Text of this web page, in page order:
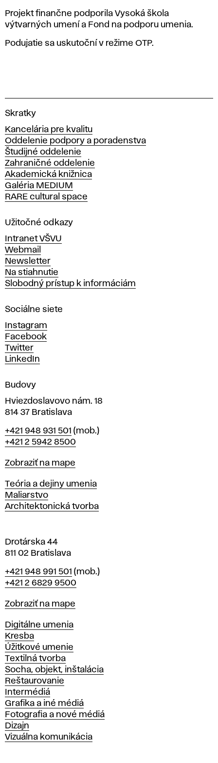
Projekt finančne podporila Vysoká škola
výtvarných umení a Fond na podporu umenia.
Podujatie sa uskutoční v režime OTP.
V
s
o
k
á
š
k
o
a
ý
t
v
a
r
ý
c
h
u
m
e
í
v
r
a
i
l
a
v
Skratky
Kancelária pre kvalitu
Oddelenie podpory a poradenstva
Študijné oddelenie
Zahraničné oddelenie
Akademická knižnica
Galéria MEDIUM
RARE cultural space
Užitočné odkazy
Intranet VŠVU
Webmail
Newsletter
Na stiahnutie
Slobodný prístup k informáciám
Sociálne siete
Instagram
Facebook
Twitter
LinkedIn
Budovy
Hviezdoslavovo nám. 18
814 37 Bratislava
Telefón
+421 948 931 501 (mob.)
+421 2 5942 8500
Mapa
Zobraziť na mape
Katedry
Teória a dejiny umenia
Maliarstvo
Architektonická tvorba
Drotárska 44
811 02 Bratislava
Telefón
+421 948 991 501 (mob.)
+421 2 6829 9500
Mapa
Zobraziť na mape
Katedry
Digitálne umenia
Kresba
Úžitkové umenie
Textilná tvorba
Socha, objekt, inštalácia
Reštaurovanie
Intermédiá
Grafika a iné médiá
Fotografia a nové médiá
Dizajn
Vizuálna komunikácia